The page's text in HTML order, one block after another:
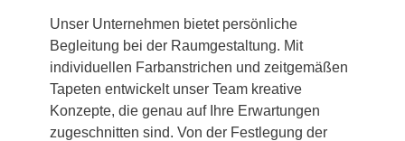
Unser Unternehmen bietet persönliche
Begleitung bei der Raumgestaltung. Mit
individuellen Farbanstrichen und zeitgemäßen
Tapeten entwickelt unser Team kreative
Konzepte, die genau auf Ihre Erwartungen
zugeschnitten sind. Von der Festlegung der